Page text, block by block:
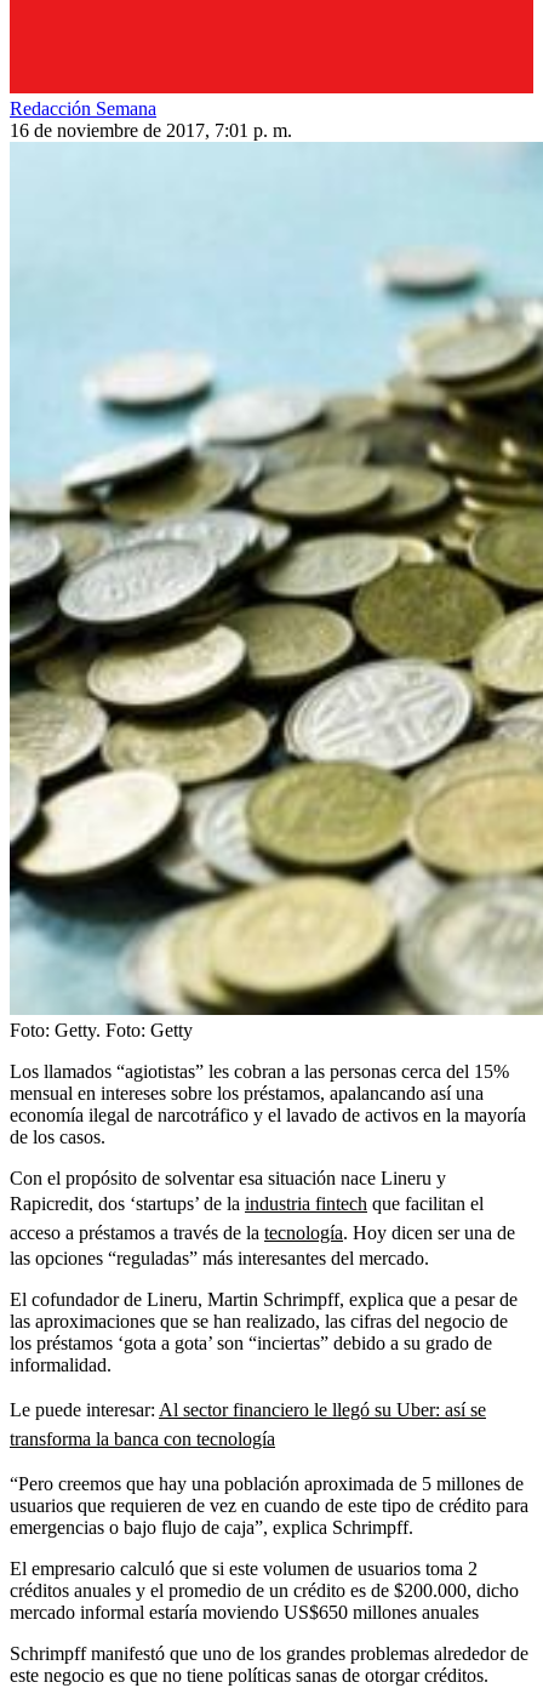
Redacción Semana
16 de noviembre de 2017, 7:01 p. m.
Foto: Getty. Foto: Getty
Los llamados “agiotistas” les cobran a las personas cerca del 15%
mensual en intereses sobre los préstamos, apalancando así una
economía ilegal de narcotráfico y el lavado de activos en la mayoría
de los casos.
Con el propósito de solventar esa situación nace Lineru y
Rapicredit, dos ‘startups’ de la industria fintech que facilitan el
acceso a préstamos a través de la tecnología. Hoy dicen ser una de
las opciones “reguladas” más interesantes del mercado.
El cofundador de Lineru, Martin Schrimpff, explica que a pesar de
las aproximaciones que se han realizado, las cifras del negocio de
los préstamos ‘gota a gota’ son “inciertas” debido a su grado de
informalidad.
Le puede interesar: Al sector financiero le llegó su Uber: así se
transforma la banca con tecnología
“Pero creemos que hay una población aproximada de 5 millones de
usuarios que requieren de vez en cuando de este tipo de crédito para
emergencias o bajo flujo de caja”, explica Schrimpff.
El empresario calculó que si este volumen de usuarios toma 2
créditos anuales y el promedio de un crédito es de $200.000, dicho
mercado informal estaría moviendo US$650 millones anuales
Schrimpff manifestó que uno de los grandes problemas alrededor de
este negocio es que no tiene políticas sanas de otorgar créditos.